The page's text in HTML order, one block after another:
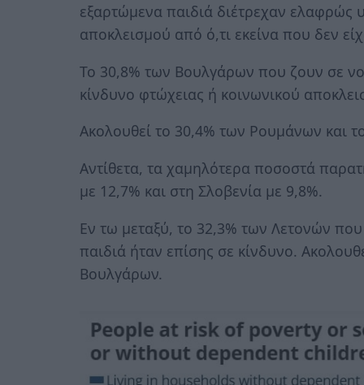
εξαρτώμενα παιδιά διέτρεχαν ελαφρώς
αποκλεισμού από ό,τι εκείνα που δεν
Το 30,8% των Βουλγάρων που ζουν σε
κίνδυνο φτώχειας ή κοινωνικού
Ακολουθεί το 30,4% των Ρουμάνων και
Αντίθετα, τα χαμηλότερα ποσοστά
με 12,7% και στη Σλοβενία με 9,8%.
Εν τω μεταξύ, το 32,3% των Λετονών
παιδιά ήταν επίσης σε κίνδυνο.
Βουλγάρων.